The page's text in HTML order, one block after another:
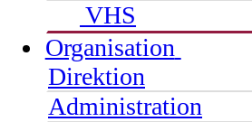
VHS
Organisation
Direktion
Administration